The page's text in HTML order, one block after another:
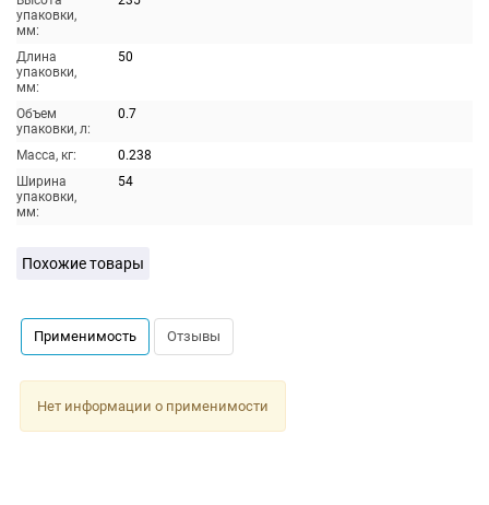
упаковки,
мм:
Длина
упаковки,
мм:
50
Объем
упаковки, л:
0.7
Масса, кг:
0.238
Ширина
упаковки,
мм:
54
Похожие товары
Применимость Отзывы
Нет информации о применимости